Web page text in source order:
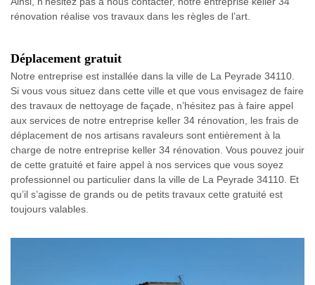
rénovation réalise vos travaux dans les règles de l’art.
Déplacement gratuit
Notre entreprise est installée dans la ville de La Peyrade 34110.
Si vous vous situez dans cette ville et que vous envisagez de faire
des travaux de nettoyage de façade, n’hésitez pas à faire appel
aux services de notre entreprise keller 34 rénovation, les frais de
déplacement de nos artisans ravaleurs sont entièrement à la
charge de notre entreprise keller 34 rénovation. Vous pouvez jouir
de cette gratuité et faire appel à nos services que vous soyez
professionnel ou particulier dans la ville de La Peyrade 34110. Et
qu’il s’agisse de grands ou de petits travaux cette gratuité est
toujours valables.